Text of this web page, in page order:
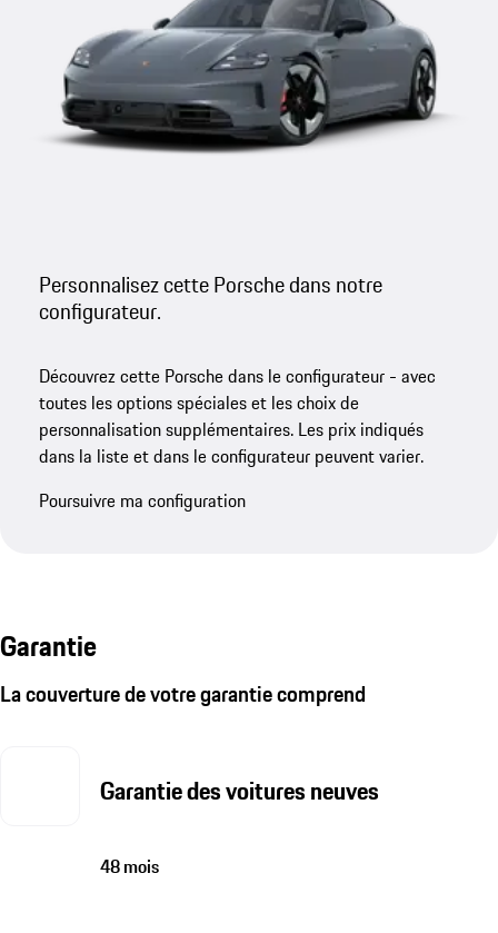
Personnalisez cette Porsche dans notre
configurateur.
Découvrez cette Porsche dans le configurateur - avec
toutes les options spéciales et les choix de
personnalisation supplémentaires. Les prix indiqués
dans la liste et dans le configurateur peuvent varier.
Poursuivre ma configuration
Garantie
La couverture de votre garantie comprend
Garantie des voitures neuves
48 mois